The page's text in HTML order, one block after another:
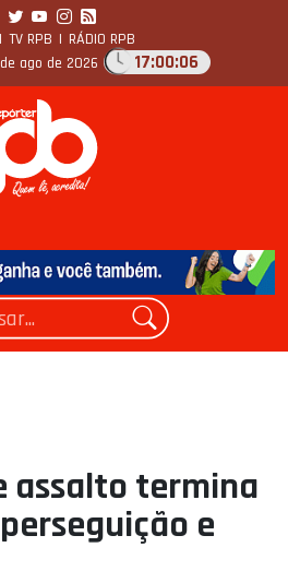
| TV RPB | RÁDIO RPB
ago de 2026 17:00:07
assalto termina
e